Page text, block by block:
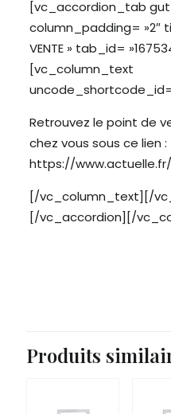
[vc_accordion_tab
column_padding= »2″
VENTE » tab_id=
[vc_column_text
uncode_shortcode_id=
Retrouvez le point de
chez vous sous ce lien :
https://
[/vc_column_text][/
[/vc_accordion][/
Produits